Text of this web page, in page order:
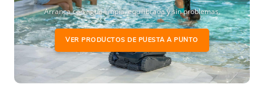
Arranca con agua limpia, equilibrada y sin problemas.
VER PRODUCTOS DE PUESTA A PUNTO